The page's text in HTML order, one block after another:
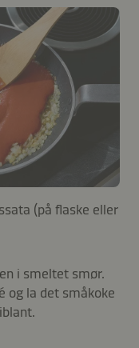
(på flaske eller
i smeltet smør.
og la det småkoke